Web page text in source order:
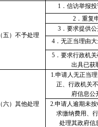
（五） 不予处理
1 ．信访举报
2 ．重复
3 ．要求提供
4 ．无正当理由
5 ．要求行政机
出具已获
（六）其他处理
1 .申请人无正当
正、行政机关
府信息公
2 申请人逾期未
求缴纳费用、
处理其政府信